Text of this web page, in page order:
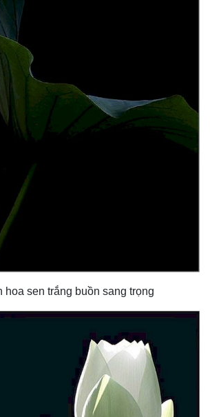
hoa sen trắng buồn sang trọng